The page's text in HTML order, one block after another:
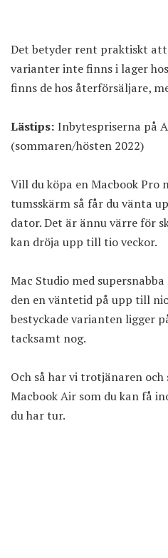
Det betyder rent praktiskt
varianter inte finns i lager
finns de hos återförsäljare,
Lästips: Inbytespriserna på
(sommaren/hösten 2022)
Vill du köpa en Macbook Pro
tumsskärm så får du vänta
dator. Det är ännu värre för
kan dröja upp till tio veckor.
Mac Studio med
den en väntetid på upp till
bestyckade varianten ligger
tacksamt nog.
Och så har vi trotjänaren
Macbook Air som du kan få
du har tur.